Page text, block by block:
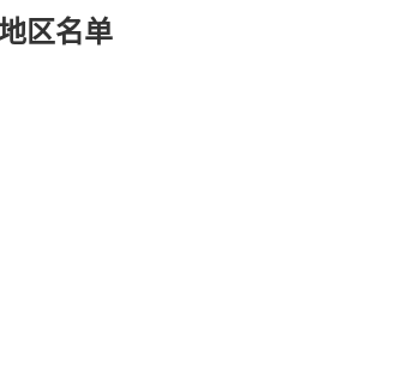
区名单